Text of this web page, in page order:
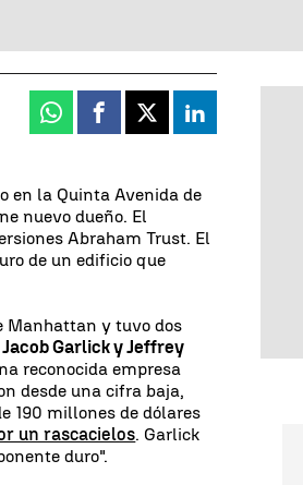
Whatsapp
Facebook
X Linkedin
en la Quinta Avenida de
nuevo dueño. El
Abraham Trust. El
de un edificio que
Manhattan y tuvo dos
Jacob Garlick y Jeffrey
reconocida empresa
desde una cifra baja,
190 millones de dólares
un rascacielos. Garlick
duro".